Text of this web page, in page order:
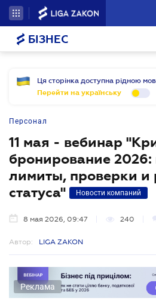
БІЗНЕС
Ця сторінка доступна рідною
Перейти на українську
Персонал
11 мая - вебинар
бронирование 2026:
лимиты, проверки и
статуса"
Новости компаний
8 мая 2026, 09:47 240
Автор: LIGA ZAKON
Реклама